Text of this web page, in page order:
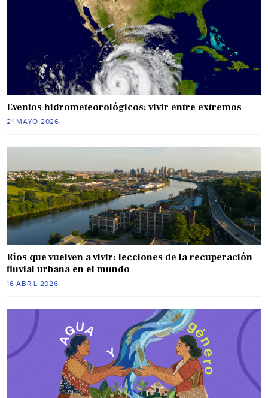
Eventos hidrometeorológicos: vivir entre extremos
21 MAYO 2026
Ríos que vuelven a vivir: lecciones de la recuperación
fluvial urbana en el mundo
16 ABRIL 2026